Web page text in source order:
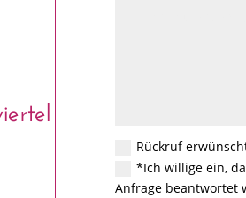
Rückruf
*Ich willige ein,
Anfrage beantwortet